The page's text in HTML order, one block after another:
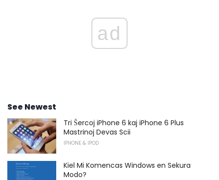
ad
See Newest
Tri Ŝercoj iPhone 6 kaj iPhone 6 Plus
Mastrinoj Devas Scii
IPHONE & IPOD
Kiel Mi Komencas Windows en Sekura
Modo?